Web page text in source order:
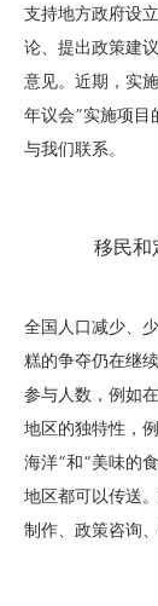
支持地方政府设
论、提出政策建
意见。近期，实
年议会”实施项目
与我们联系。
移民和
全国人口减少、
糕的争夺仍在继
参与人数，例如
地区的独特性，
海洋”和“美味的
地区都可以传送
制作、政策咨询